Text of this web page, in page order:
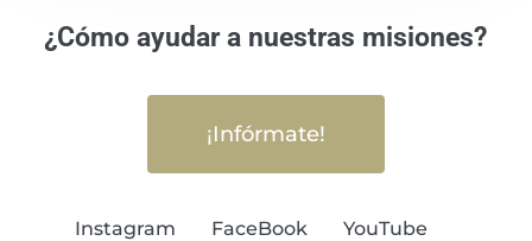
¿Cómo ayudar a nuestras misiones?
¡Infórmate!
Instagram FaceBook YouTube